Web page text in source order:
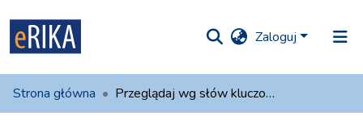
Zaloguj
i
Strona główna Przeglądaj wg słów kluczowych